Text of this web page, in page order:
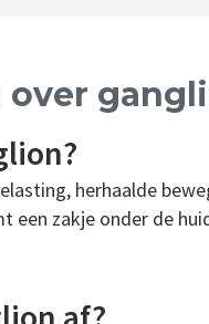
over
herhaalde
een zakje onder de